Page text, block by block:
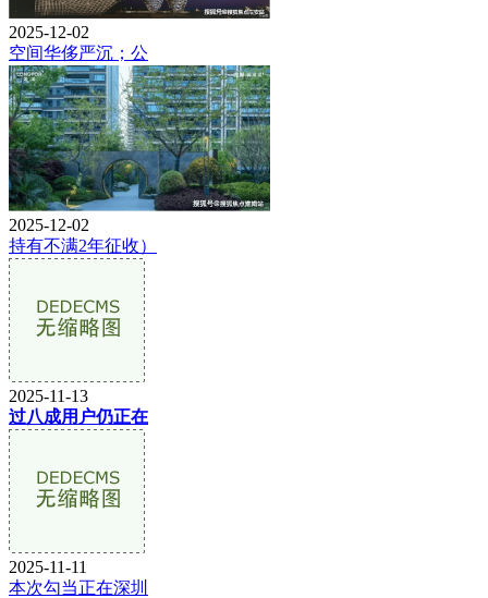
2025-12-02
空间华侈严沉；公
2025-12-02
持有不满2年征收）
2025-11-13
过八成用户仍正在
2025-11-11
本次勾当正在深圳